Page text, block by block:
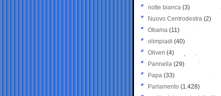
notte bianca (3)
Nuovo Centrodestra (2)
Obama (11)
olimpiadi (40)
Oliveri (4)
Pannella (29)
Papa (33)
Parlamento (1.428)